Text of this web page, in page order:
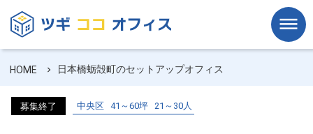
HOME 日本橋蛎殻町のセットアップオフィス
募集終了 中央区 41～60坪 21～30人